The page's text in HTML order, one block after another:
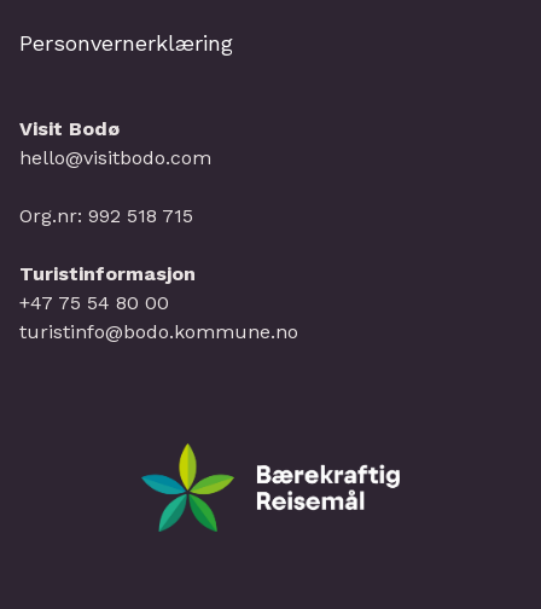
Personvernerklæring
Visit Bodø
hello@visitbodo.com
Org.nr: 992 518 715
Turistinformasjon
+47 75 54 80 00
turistinfo@bodo.kommune.no